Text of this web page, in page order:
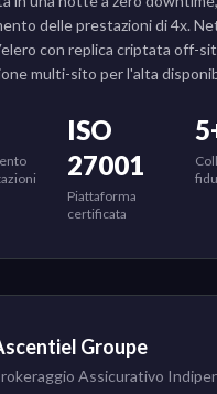
delle prestazioni di 4x.
con replica criptata off-
multi-sito per l'alta
ISO
27001
Piattaforma
certificata
Groupe
Assicurativo